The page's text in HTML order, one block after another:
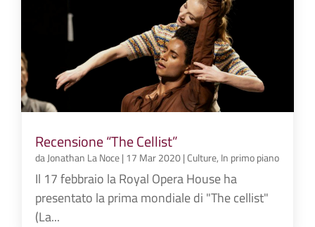
Recensione “The Cellist”
daJonathan La Noce| 17 Mar 2020|Culture, In primo piano
Il 17 febbraio la Royal Opera House ha
presentato la prima mondiale di "The cellist"
(La...